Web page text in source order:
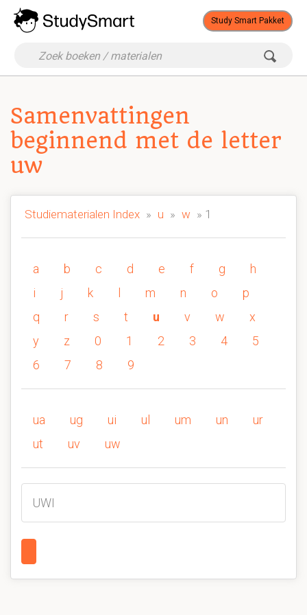
Study Smart Pakket
Samenvattingen
beginnend met de letter
uw
Studiematerialen Index » u » w » 1
a b c d e f g
h
i
j k m n o
p
q
r s t u v w
x
y
z 0 1 2 3 4
5
6
7 8 9
ua ug ui ul um un
ur
ut
uv uw
UWI